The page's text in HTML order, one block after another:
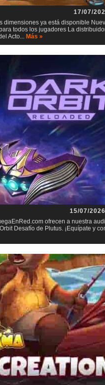
17/07/
dimensiones ya está disponible
todos los jugadores La
Acto... Más »
15/07/
ofrecen a nuestra
Desafío de Plutus. ¡Equípate y